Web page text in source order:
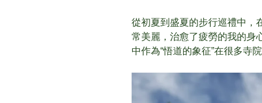
從初夏到盛夏的步行巡禮中，
常美麗，治愈了疲勞的我的身
中作為“悟道的象征”在很多寺院